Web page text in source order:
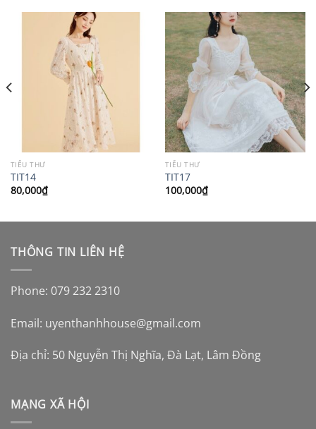
TIỂU THƯ
TIT14
80,000₫
TIỂU THƯ
TIT17
100,000₫
THÔNG TIN LIÊN HỆ
Phone: 079 232 2310
Email: uyenthanhhouse@gmail.com
Địa chỉ: 50 Nguyễn Thị Nghĩa, Đà Lạt, Lâm Đồng
MẠNG XÃ HỘI